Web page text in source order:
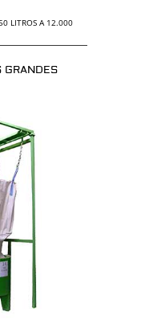
LITROS A 12.000
GRANDES